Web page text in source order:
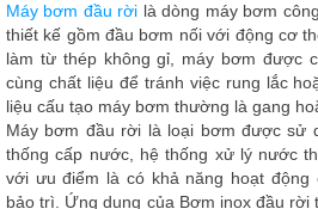
Máy bơm đầu rời là dòng máy bơm
thiết kế gồm đầu bơm nối với động cơ
làm từ thép không gỉ, máy bơm được
cùng chất liệu để tránh việc rung lắc
liệu cấu tạo máy bơm thường là gang
Máy bơm đầu rời là loại bơm được sử
thống cấp nước, hệ thống xử lý nước
với ưu điểm là có khả năng hoạt động
bảo trì. Ứng dụng của Bơm inox đầu